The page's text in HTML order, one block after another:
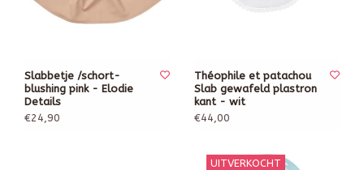
Slabbetje /schort-
blushing pink - Elodie
Details
€24,90
Théophile et patachou
Slab gewafeld plastron
kant - wit
€44,00
UITVERKOCHT